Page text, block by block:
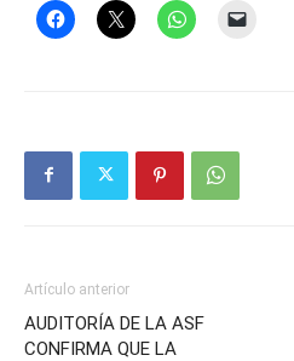
Artículo anterior
AUDITORÍA DE LA ASF
CONFIRMA QUE LA